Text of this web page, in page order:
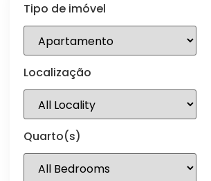
Tipo de imóvel
Localização
Quarto(s)